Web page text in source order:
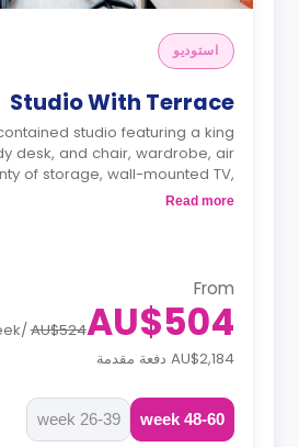
استوديو
Studio With Terrace
studio featuring a king
desk, and chair, wardrobe, air
of storage, wall-mounted TV,
with a shower, toilet, mirror,
Read more
From
AU$504
AU$524
/
AU$2,184 دفعة مقدمة
48-60 week
26-39 week